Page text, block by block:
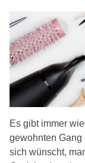
Es gibt immer
gewohnten Gang
sich wünscht,